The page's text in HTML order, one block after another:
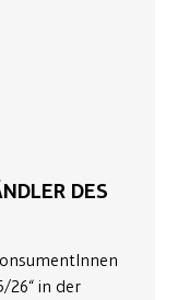
DES
26“ in der